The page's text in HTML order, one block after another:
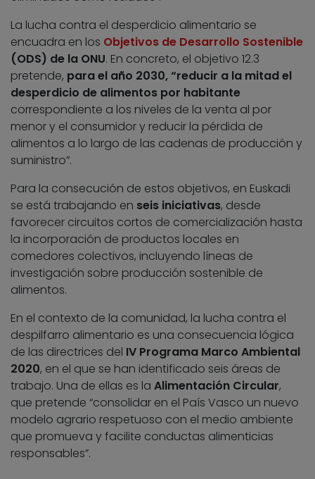
La lucha contra el desperdicio alimentario se
encuadra en los Objetivos de Desarrollo Sostenible
(ODS) de la ONU. En concreto, el objetivo 12.3
pretende, para el año 2030, “reducir a la mitad el
desperdicio de alimentos por habitante
correspondiente a los niveles de la venta al por
menor y el consumidor y reducir la pérdida de
alimentos a lo largo de las cadenas de producción y
suministro”.
Para la consecución de estos objetivos, en Euskadi
se está trabajando en seis iniciativas, desde
favorecer circuitos cortos de comercialización hasta
la incorporación de productos locales en
comedores colectivos, incluyendo líneas de
investigación sobre producción sostenible de
alimentos.
En el contexto de la comunidad, la lucha contra el
despilfarro alimentario es una consecuencia lógica
de las directrices del IV Programa Marco Ambiental
2020, en el que se han identificado seis áreas de
trabajo. Una de ellas es la Alimentación Circular,
que pretende “consolidar en el País Vasco un nuevo
modelo agrario respetuoso con el medio ambiente
que promueva y facilite conductas alimenticias
responsables”.